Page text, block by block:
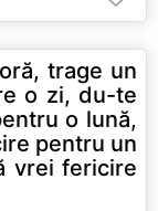
trage un
o zi, du-te
o lună,
pentru un
vrei fericire